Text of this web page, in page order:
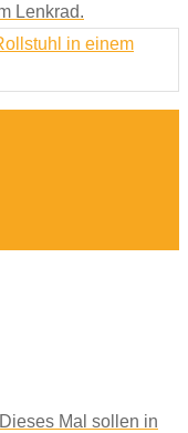
Lenkrad.
Mal sollen in